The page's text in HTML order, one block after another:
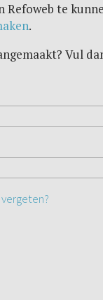
Refoweb te
.
Vul